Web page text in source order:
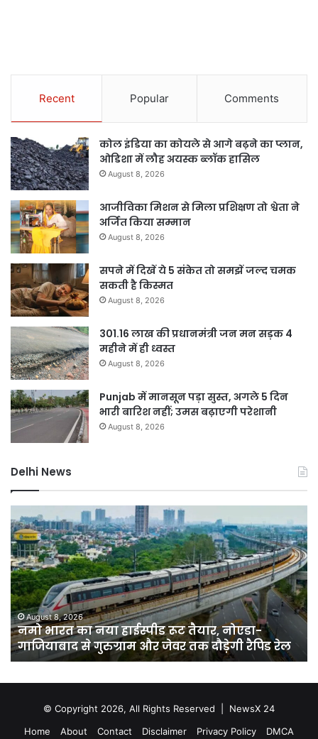
Recent Popular Comments
कोल इंडिया का कोयले से आगे बढ़ने का प्लान,
ओडिशा में लौह अयस्क ब्लॉक हासिल
August 8, 2026
आजीविका मिशन से मिला प्रशिक्षण तो श्वेता ने
अर्जित किया सम्मान
August 8, 2026
सपने में दिखें ये 5 संकेत तो समझें जल्द चमक
सकती है किस्मत
August 8, 2026
301.16 लाख की प्रधानमंत्री जन मन सड़क 4
महीने में ही ध्वस्त
August 8, 2026
Punjab में मानसून पड़ा सुस्त, अगले 5 दिन
भारी बारिश नहीं; उमस बढ़ाएगी परेशानी
August 8, 2026
Delhi News
भारत
का
नया
हाईस्पीड
रूट
तैयार,
नोएडा-
गाजियाबाद
से
गुरुग्राम
रैपिड
August 8, 2026
नमो भारत का नया हाईस्पीड रूट तैयार, नोएडा-
गाजियाबाद से गुरुग्राम और जेवर तक दौड़ेगी रैपिड रेल
बाग
में
© Copyright 2026, All Rights Reserved | NewsX 24
Home
About Contact Disclaimer Privacy Policy DMCA